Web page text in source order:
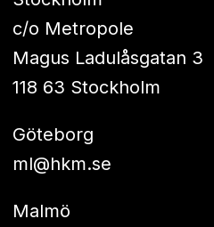
c/o Metropole
Magus Ladulåsgatan 3
118 63 Stockholm
Göteborg
ml@hkm.se
Malmö